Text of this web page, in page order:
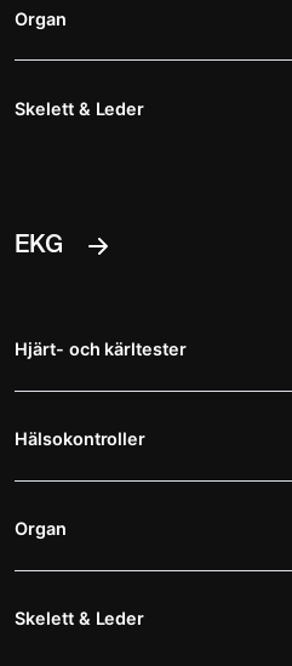
Organ
Skelett & Leder
EKG
Hjärt- och kärltester
Hälsokontroller
Organ
Skelett & Leder